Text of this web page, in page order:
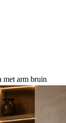
met arm bruin